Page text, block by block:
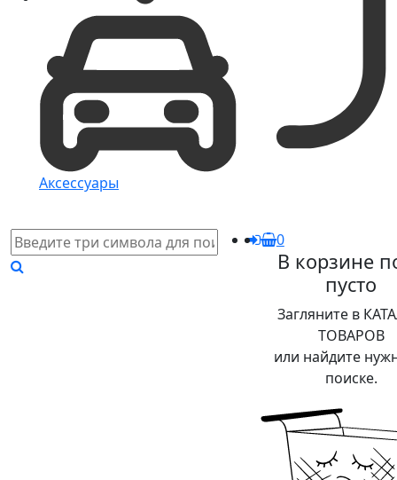
Аксессуары
0
В корзине
пусто
Загляните в
ТОВАРОВ
или найдите
поиске.